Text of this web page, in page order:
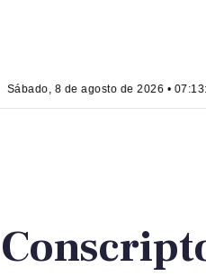
Sábado, 8 de agosto de 2026 •